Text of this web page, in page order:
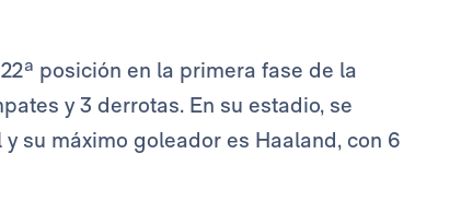
posición en la primera fase de la
y 3 derrotas. En su estadio, se
su máximo goleador es Haaland, con 6